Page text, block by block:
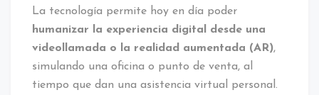
La tecnología permite hoy en día poder
humanizar la experiencia digital desde una
videollamada o la realidad aumentada (AR),
simulando una oficina o punto de venta, al
tiempo que dan una asistencia virtual personal.